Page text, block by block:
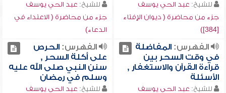
للشيخ: عبد الحي يوسف
جزء من محاضرة ( ديوان الإفتاء
[384])
للشيخ: عبد الحي يوسف
جزء من محاضرة ( الاعتداء في
الدعاء)
الفهرس:المفاضلة
في وقت السحر بين
قراءة القرآن والاستغفار ,
الأسئلة
للشيخ: عبد الحي يوسف
الفهرس:الحرص
على أكلة السحر ,
سنن النبي صلى الله عليه
وسلم في رمضان
للشيخ: عبد الحي يوسف